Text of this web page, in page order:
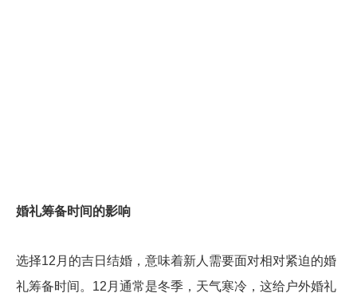
婚礼筹备时间的影响
选择12月的吉日结婚，意味着新人需要面对相对紧迫的婚
礼筹备时间。12月通常是冬季，天气寒冷，这给户外婚礼